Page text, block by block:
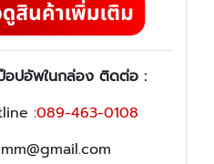
อปอัพในกล่อง ติดต่อ :
:089-463-0108